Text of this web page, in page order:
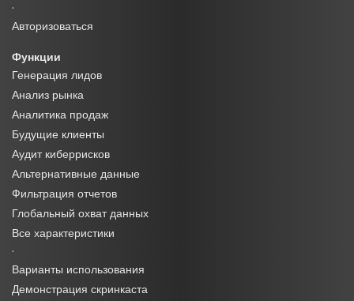
·
Авторизоваться
Функции
Генерация лидов
Анализ рынка
Аналитика продаж
Будущие клиенты
Аудит киберрисков
Альтернативные данные
Фильтрация отчетов
Глобальный охват данных
Все характеристики
·
Варианты использования
Демонстрация скринкаста